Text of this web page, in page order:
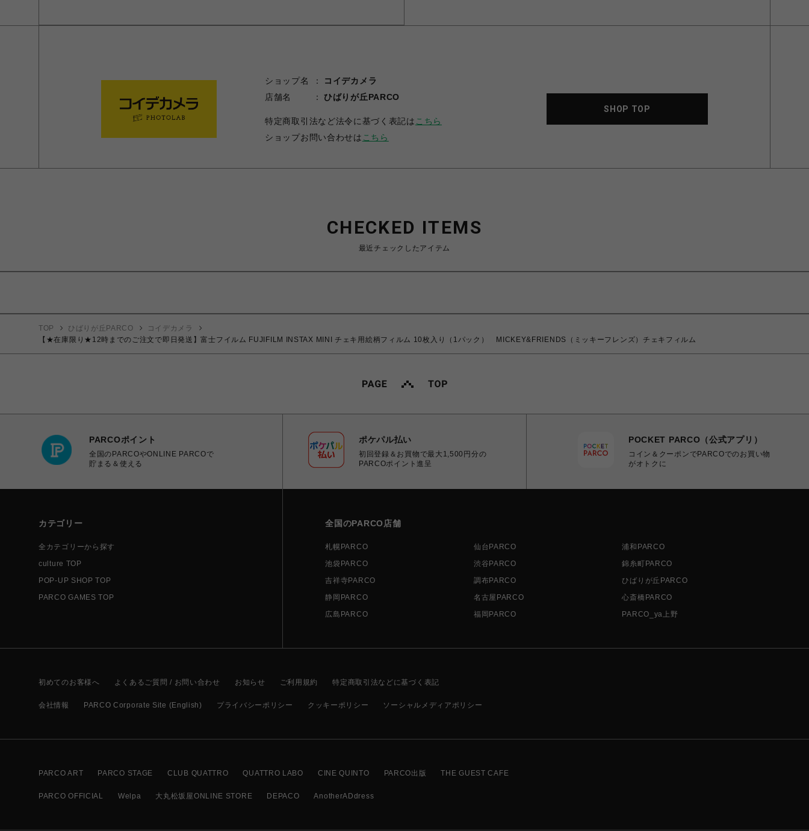
ショップ名
コイデカメラ
店舗名
ひばりが丘PARCO
特定商取引法など法令に基づく表記は こちら
ショップお問い合わせは こちら
SHOP TOP
CHECKED ITEMS
最近チェックしたアイテム
TOP ひばりが丘PARCO
コイデカメラ
【★在庫限り★12時までのご注文で即日発送】富士フイルム FUJIFILM INSTAX MINI チェキ用絵柄フィルム 10枚入り（1パック） MICKEY&FRIENDS（ミッキーフレンズ）チェキフィルム
PARCOポイント
全国のPARCOやONLINE PARCOで
貯まる＆使える
ポケパル払い
初回登録＆お買物で最大1,500円分の
PARCOポイント進呈
POCKET PARCO（公式アプリ）
コイン＆クーポンでPARCOでのお買い物
がオトクに
カテゴリー
全カテゴリーから探す
culture TOP
POP-UP SHOP TOP
PARCO GAMES TOP
全国のPARCO店舗
札幌PARCO 仙台PARCO
浦和PARCO
池袋PARCO
渋谷PARCO
錦糸町PARCO
吉祥寺PARCO
調布PARCO
ひばりが丘PARCO
静岡PARCO
名古屋PARCO
心斎橋PARCO
広島PARCO
福岡PARCO PARCO_ya上野
初めてのお客様へ よくあるご質問 / お問い合わせ お知らせ ご利用規約 特定商取引法などに基づく表記
会社情報 PARCO Corporate Site (English) プライバシーポリシー クッキーポリシー ソーシャルメディアポリシー
PARCO ART PARCO STAGE CLUB QUATTRO QUATTRO LABO CINE QUINTO PARCO出版 THE GUEST CAFE
PARCO OFFICIAL Welpa 大丸松坂屋ONLINE STORE DEPACO AnotherADdress